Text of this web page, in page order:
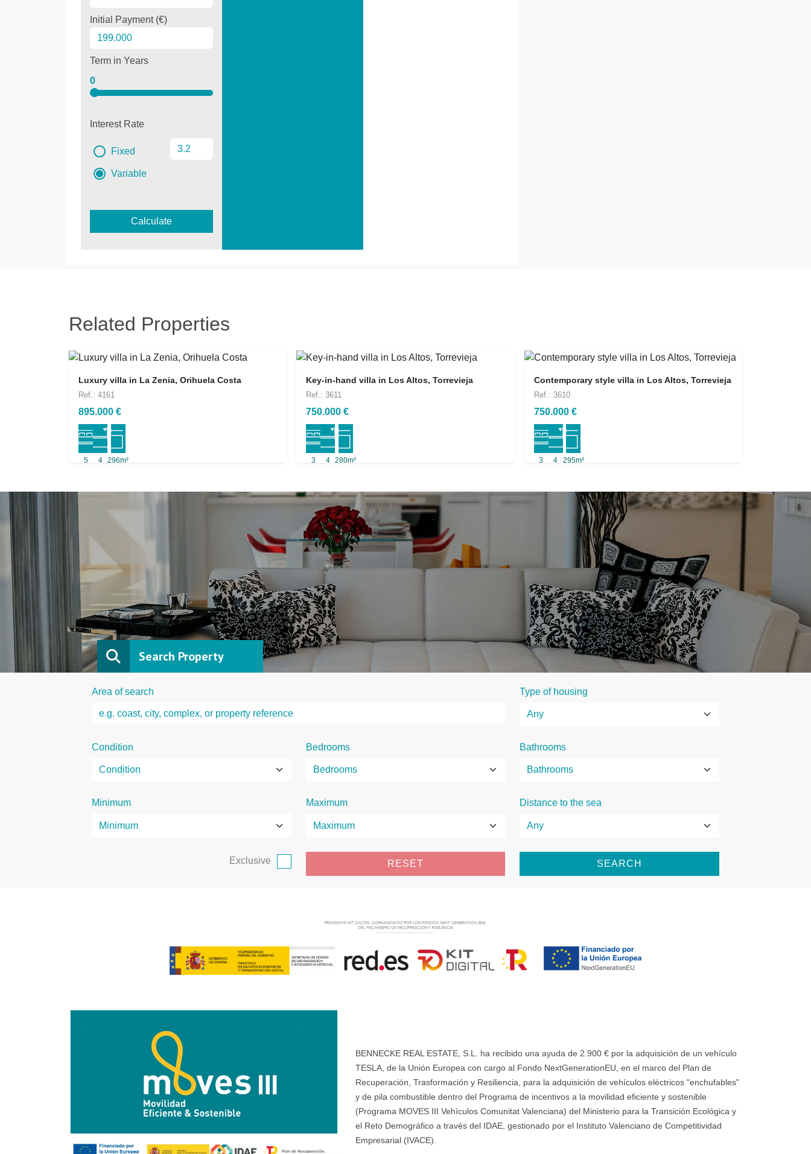
Initial Payment (€)
Term in Years
0
Interest Rate
Fixed
Variable
Calculate
Related Properties
Luxury villa in La Zenia, Orihuela Costa
Ref.: 4161
895.000 €
5 4 296m²
Key-in-hand villa in Los Altos, Torrevieja
Ref.: 3611
750.000 €
3 4 280m²
Contemporary style villa in Los Altos, Torrevieja
Ref.: 3610
750.000 €
3 4 295m²
Search Property
Area of search Type of housing
Condition Bedrooms Bathrooms
Minimum Maximum Distance to the sea
Exclusive RESET SEARCH
BENNECKE REAL ESTATE, S.L. ha recibido una ayuda de 2.900 € por la adquisición de un vehículo
TESLA, de la Unión Europea con cargo al Fondo NextGenerationEU, en el marco del Plan de
Recuperación, Trasformación y Resiliencia, para la adquisición de vehículos eléctricos "enchufables"
y de pila combustible dentro del Programa de incentivos a la movilidad eficiente y sostenible
(Programa MOVES III Vehículos Comunitat Valenciana) del Ministerio para la Transición Ecológica y
el Reto Demográfico a través del IDAE, gestionado por el Instituto Valenciano de Competitividad
Empresarial (IVACE).